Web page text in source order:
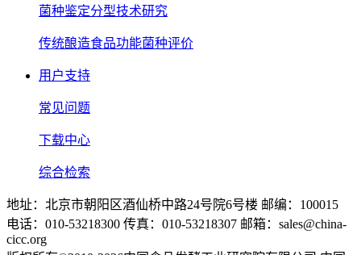
菌种鉴定分型技术研究
传统酿造食品功能菌种评价
用户支持
常见问题
下载中心
综合检索
地址：北京市朝阳区酒仙桥中路24号院6号楼 邮编：100015
电话：010-53218300 传真：010-53218307 邮箱：sales@china-
cicc.org